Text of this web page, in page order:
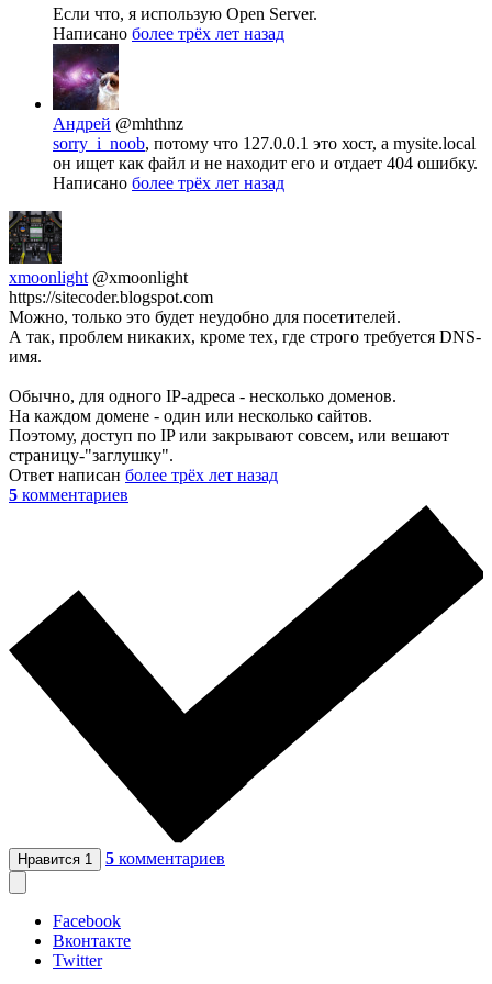
Если что, я использую Open Server.
Написано более трёх лет назад
Андрей @mhthnz
sorry_i_noob, потому что 127.0.0.1 это хост, а mysite.local
он ищет как файл и не находит его и отдает 404 ошибку.
Написано более трёх лет назад
xmoonlight @xmoonlight
https://sitecoder.blogspot.com
Можно, только это будет неудобно для посетителей.
А так, проблем никаких, кроме тех, где строго требуется DNS-
имя.
Обычно, для одного IP-адреса - несколько доменов.
На каждом домене - один или несколько сайтов.
Поэтому, доступ по IP или закрывают совсем, или вешают
страницу-"заглушку".
Ответ написан более трёх лет назад
5 комментариев
Нравится 1 5 комментариев
Facebook
Вконтакте
Twitter